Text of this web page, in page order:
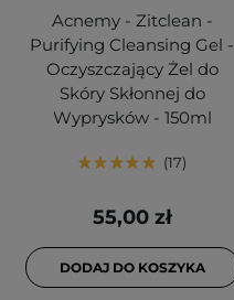
Acnemy - Zitclean -
Purifying Cleansing Gel -
Oczyszczający Żel do
Skóry Skłonnej do
Wyprysków - 150ml
17
55,00 zł
DODAJ DO KOSZYKA